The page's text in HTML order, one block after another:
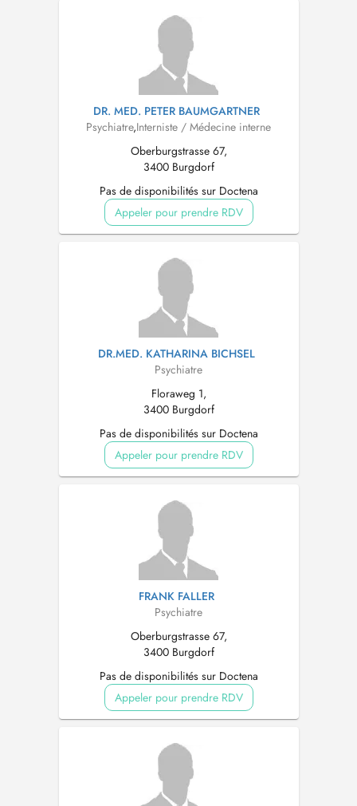
DR. MED. PETER BAUMGARTNER
Psychiatre,Interniste / Médecine interne
Oberburgstrasse 67,
3400 Burgdorf
Pas de disponibilités sur Doctena
Appeler pour prendre RDV
DR.MED. KATHARINA BICHSEL
Psychiatre
Floraweg 1,
3400 Burgdorf
Pas de disponibilités sur Doctena
Appeler pour prendre RDV
FRANK FALLER
Psychiatre
Oberburgstrasse 67,
3400 Burgdorf
Pas de disponibilités sur Doctena
Appeler pour prendre RDV